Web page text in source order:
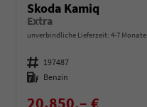
Skoda Kamiq
Extra
unverbindliche Lieferzeit: 4-7 Monate
Fahrzeugnummer 197487
Kraftstoff Benzin